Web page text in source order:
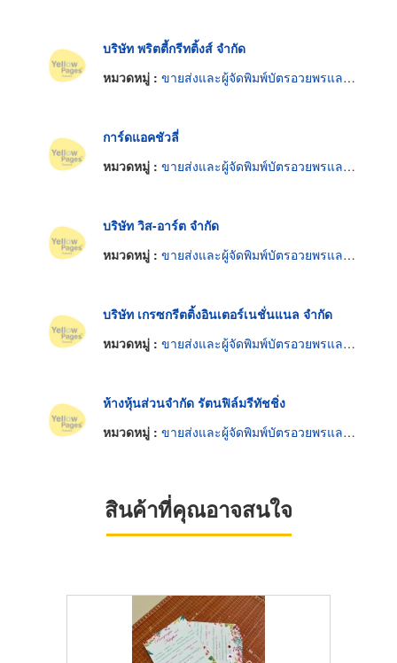
บริษัท พริตตี้กรีทติ้งส์ จำกัด
หมวดหมู่ : ขายส่งและผู้จัดพิมพ์บัตรอวยพรและโปสการ์ด
การ์ดแอคชัวลี่
หมวดหมู่ : ขายส่งและผู้จัดพิมพ์บัตรอวยพรและโปสการ์ด
บริษัท วิส-อาร์ต จำกัด
หมวดหมู่ : ขายส่งและผู้จัดพิมพ์บัตรอวยพรและโปสการ์ด
บริษัท เกรซกรีตติ้งอินเตอร์เนชั่นแนล จำกัด
หมวดหมู่ : ขายส่งและผู้จัดพิมพ์บัตรอวยพรและโปสการ์ด
ห้างหุ้นส่วนจำกัด รัตนฟิล์มรีทัชชิ่ง
หมวดหมู่ : ขายส่งและผู้จัดพิมพ์บัตรอวยพรและโปสการ์ด
สินค้าที่คุณอาจสนใจ